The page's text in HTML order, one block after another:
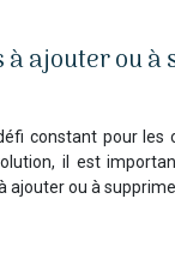
ajouter ou à
constant pour les
il est
ou à